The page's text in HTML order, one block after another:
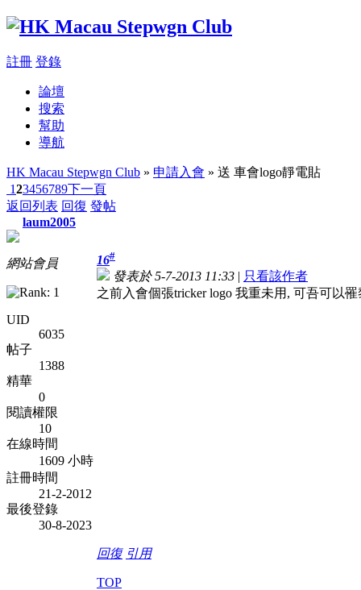
註冊 登錄
論壇
搜索
幫助
導航
HK Macau Stepwgn Club » 申請入會 » 送 車會logo靜電貼
123456789下一頁
返回列表 回復 發帖
laum2005
網站會員
UID
6035
帖子
1388
精華
0
閱讀權限
10
在線時間
1609 小時
註冊時間
21-2-2012
最後登錄
30-8-2023
16#
發表於 5-7-2013 11:33 | 只看該作者
之前入會個張tricker logo 我重未用, 可吾可以
回復 引用
TOP